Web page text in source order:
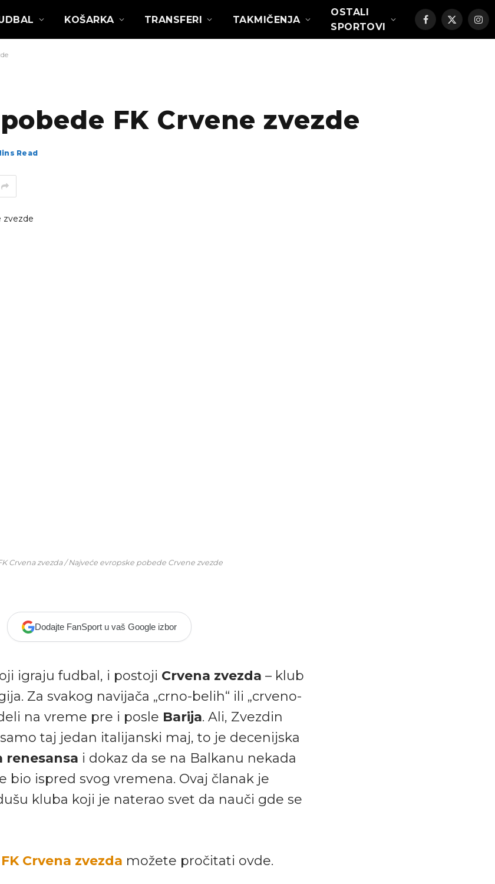
KOŠARKA TRANSFERI TAKMIČENJA
OSTALI
SPORTOVI
Facebook
X
(Twitter)
FK Crvene zvezde
Read
Crvena zvezda / Najveće evropske pobede Crvene zvezde
Dodajte FanSport u vaš Google izbor
igraju fudbal, i postoji Crvena zvezda – klub
Za svakog navijača „crno-belih“ ili „crveno-
na vreme pre i posle Barija. Ali, Zvezdin
taj jedan italijanski maj, to je decenijska
renesansa i dokaz da se na Balkanu nekada
bio ispred svog vremena. Ovaj članak je
kluba koji je naterao svet da nauči gde se
Crvena zvezda možete pročitati ovde.